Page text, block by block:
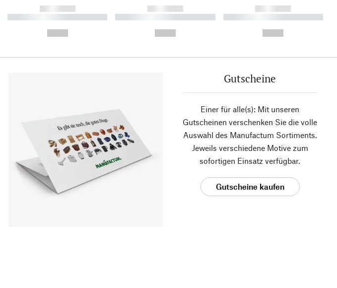
------------
----------- ----------- ----------
------------
----------- ----------- ----------
------------
----------- ----------- ----------
Gutscheine
Einer für alle(s): Mit unseren
Gutscheinen verschenken Sie die volle
Auswahl des Manufactum Sortiments.
Jeweils verschiedene Motive zum
sofortigen Einsatz verfügbar.
Gutscheine kaufen